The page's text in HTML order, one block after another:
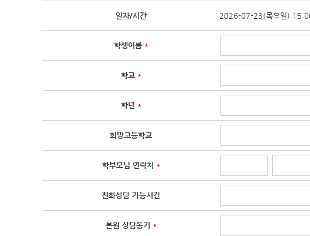
일자/시간 2026-07-23(목요일)
학생이름 *
학교 *
학년 *
희망고등학교
학부모님 연락처 *
전화상담 가능시간
본원 상담동기 *